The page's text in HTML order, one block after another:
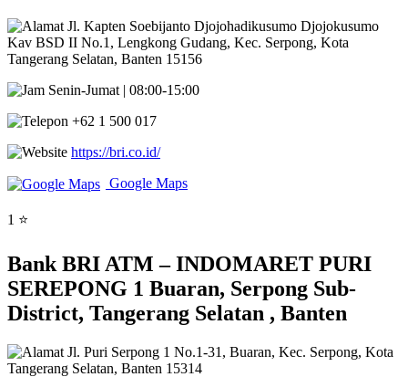
Jl. Kapten Soebijanto Djojohadikusumo Djojokusumo
Kav BSD II No.1, Lengkong Gudang, Kec. Serpong, Kota
Tangerang Selatan, Banten 15156
Senin-Jumat | 08:00-15:00
+62 1 500 017
https://bri.co.id/
Google Maps
1 ⭐
Bank BRI ATM – INDOMARET PURI
SEREPONG 1 Buaran, Serpong Sub-
District, Tangerang Selatan , Banten
Jl. Puri Serpong 1 No.1-31, Buaran, Kec. Serpong, Kota
Tangerang Selatan, Banten 15314